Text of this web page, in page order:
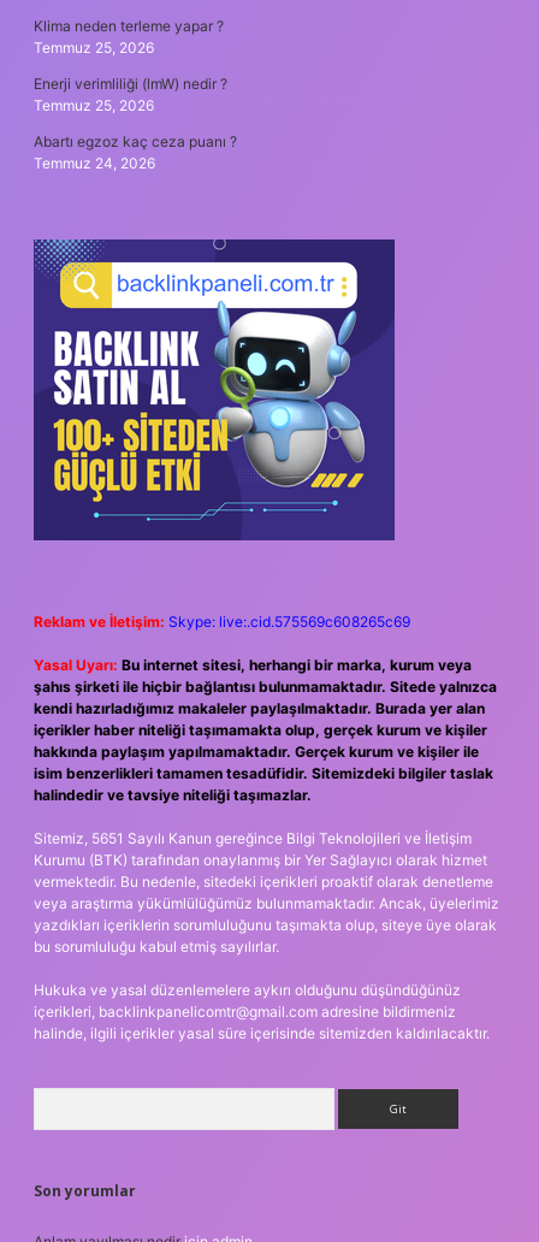
Klima neden terleme yapar ?
Temmuz 25, 2026
Enerji verimliliği (lmW) nedir ?
Temmuz 25, 2026
Abartı egzoz kaç ceza puanı ?
Temmuz 24, 2026
Reklam ve İletişim: Skype: live:.cid.575569c608265c69
Yasal Uyarı: Bu internet sitesi, herhangi bir marka, kurum veya
şahıs şirketi ile hiçbir bağlantısı bulunmamaktadır. Sitede yalnızca
kendi hazırladığımız makaleler paylaşılmaktadır. Burada yer alan
içerikler haber niteliği taşımamakta olup, gerçek kurum ve kişiler
hakkında paylaşım yapılmamaktadır. Gerçek kurum ve kişiler ile
isim benzerlikleri tamamen tesadüfidir. Sitemizdeki bilgiler taslak
halindedir ve tavsiye niteliği taşımazlar.
Sitemiz, 5651 Sayılı Kanun gereğince Bilgi Teknolojileri ve İletişim
Kurumu (BTK) tarafından onaylanmış bir Yer Sağlayıcı olarak hizmet
vermektedir. Bu nedenle, sitedeki içerikleri proaktif olarak denetleme
veya araştırma yükümlülüğümüz bulunmamaktadır. Ancak, üyelerimiz
yazdıkları içeriklerin sorumluluğunu taşımakta olup, siteye üye olarak
bu sorumluluğu kabul etmiş sayılırlar.
Hukuka ve yasal düzenlemelere aykırı olduğunu düşündüğünüz
içerikleri, backlinkpanelicomtr@gmail.com adresine bildirmeniz
halinde, ilgili içerikler yasal süre içerisinde sitemizden kaldırılacaktır.
Son yorumlar